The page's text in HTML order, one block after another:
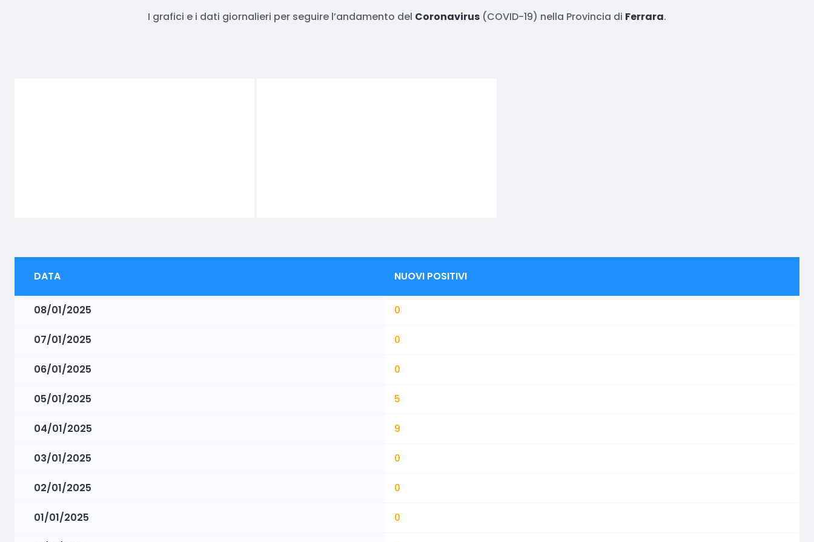
I grafici e i dati giornalieri per seguire l’andamento del Coronavirus (COVID-19) nella Provincia di Ferrara.
DATA NUOVI POSITIVI
08/01/2025 0
07/01/2025 0
06/01/2025 0
05/01/2025 5
04/01/2025 9
03/01/2025 0
02/01/2025 0
01/01/2025 0